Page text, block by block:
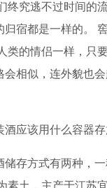
终究逃不过时间的
归宿都是一样的。
类的情侣一样，只
会相似，连外貌也
酒应该用什么容器存
储存方式有两种，
素土，主产于江苏